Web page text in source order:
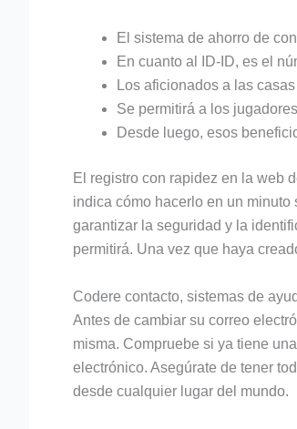
El sistema de ahorro de
En cuanto al ID-ID, es el
Los aficionados a las
Se permitirá a los
Desde luego, esos
El registro con rapidez en la web
indica cómo hacerlo en un
garantizar la seguridad y la
permitirá. Una vez que haya
Codere contacto, sistemas de
Antes de cambiar su correo
misma. Compruebe si ya tiene
electrónico. Asegúrate de tener
desde cualquier lugar del mundo.